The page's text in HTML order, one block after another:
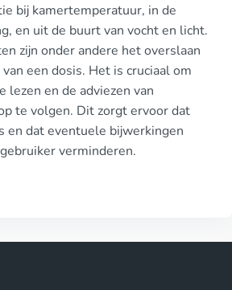
bij kamertemperatuur, in de
en uit de buurt van vocht en licht.
zijn onder andere het overslaan
een dosis. Het is cruciaal om
lezen en de adviezen van
te volgen. Dit zorgt ervoor dat
en dat eventuele bijwerkingen
verminderen.